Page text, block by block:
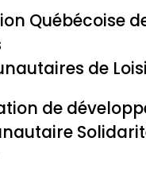
Québécoise
de
de